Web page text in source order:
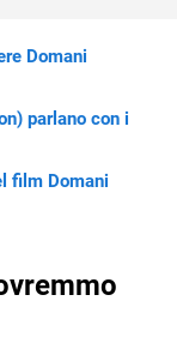
Domani
parlano con i
film Domani